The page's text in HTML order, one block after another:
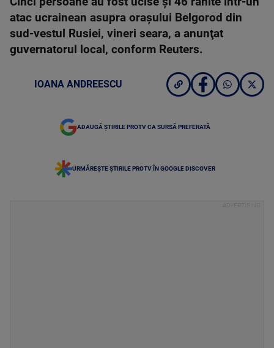
atac ucrainean asupra oraşului Belgorod din
sud-vestul Rusiei, vineri seara, a anunţat
guvernatorul local, conform Reuters.
IOANA ANDREESCU
ADAUGĂ ȘTIRILE PROTV CA SURSĂ PREFERATĂ
URMĂREȘTE ȘTIRILE PROTV ÎN GOOGLE DISCOVER